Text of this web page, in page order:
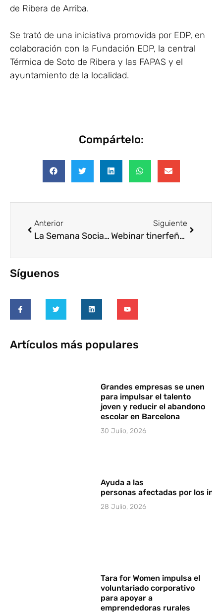
de Ribera de Arriba.
Se trató de una iniciativa promovida por EDP, en
colaboración con la Fundación EDP, la central
Térmica de Soto de Ribera y las FAPAS y el
ayuntamiento de la localidad.
Compártelo:
Anterior
La Semana Social se digitaliza
Siguiente
Webinar tinerfeño: Voluntariado Corporativo virtual y en remoto
Síguenos
Artículos más populares
Grandes empresas se unen
para impulsar el talento
joven y reducir el abandono
escolar en Barcelona
30 Julio, 2026
Ayuda a las
personas afectadas por los
28 Julio, 2026
Tara for Women impulsa el
voluntariado corporativo
para apoyar a
emprendedoras rurales